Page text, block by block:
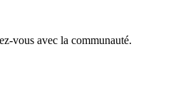
vous avec la communauté.